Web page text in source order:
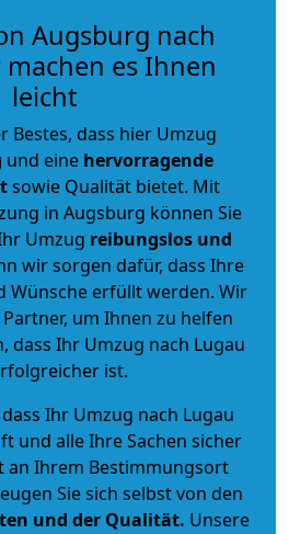
Augsburg nach
machen es Ihnen
leicht
Bestes, dass hier Umzug
und eine hervorragende
sowie Qualität bietet. Mit
in Augsburg können Sie
Umzug reibungslos und
wir sorgen dafür, dass Ihre
Wünsche erfüllt werden. Wir
um Ihnen zu helfen
dass Ihr Umzug nach Lugau
ist.
Ihr Umzug nach Lugau
und alle Ihre Sachen sicher
an Ihrem Bestimmungsort
Sie sich selbst von den
und der Qualität. Unsere